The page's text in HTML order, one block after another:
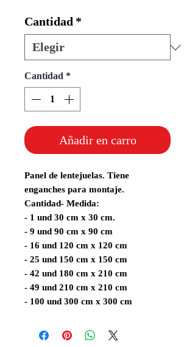
Cantidad *
Cantidad *
Añadir en carro
Panel de lentejuelas. Tiene
enganches para montaje.
Cantidad- Medida:
- 1 und 30 cm x 30 cm.
- 9 und 90 cm x 90 cm
- 16 und 120 cm x 120 cm
- 25 und 150 cm x 150 cm
- 42 und 180 cm x 210 cm
- 49 und 210 cm x 210 cm
- 100 und 300 cm x 300 cm